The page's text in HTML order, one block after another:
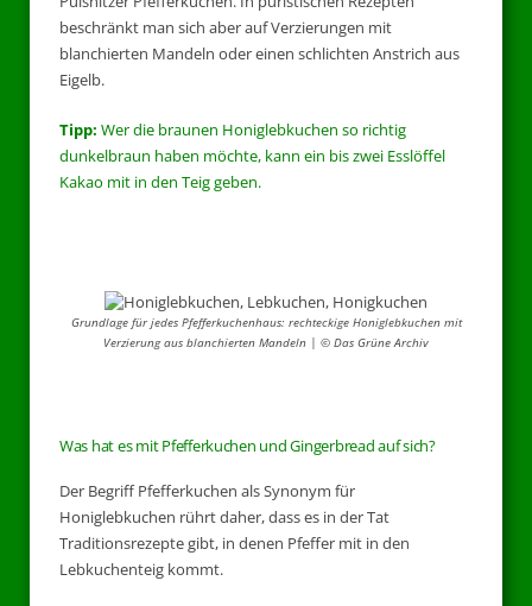
beschränkt man sich aber auf Verzierungen mit
blanchierten Mandeln oder einen schlichten Anstrich aus
Eigelb.
Tipp: Wer die braunen Honiglebkuchen so richtig
dunkelbraun haben möchte, kann ein bis zwei Esslöffel
Kakao mit in den Teig geben.
Grundlage für jedes Pfefferkuchenhaus: rechteckige Honiglebkuchen mit
Verzierung aus blanchierten Mandeln | © Das Grüne Archiv
Was hat es mit Pfefferkuchen und Gingerbread auf sich?
Der Begriff Pfefferkuchen als Synonym für
Honiglebkuchen rührt daher, dass es in der Tat
Traditionsrezepte gibt, in denen Pfeffer mit in den
Lebkuchenteig kommt.